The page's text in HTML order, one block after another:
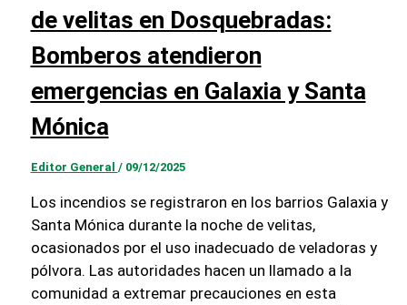
de velitas en Dosquebradas:
Bomberos atendieron
emergencias en Galaxia y Santa
Mónica
Editor General / 09/12/2025
Los incendios se registraron en los barrios Galaxia y
Santa Mónica durante la noche de velitas,
ocasionados por el uso inadecuado de veladoras y
pólvora. Las autoridades hacen un llamado a la
comunidad a extremar precauciones en esta